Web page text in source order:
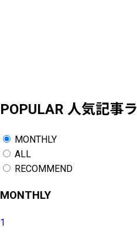
POPULAR 人気記事
MONTHLY
ALL
RECOMMEND
MONTHLY
1